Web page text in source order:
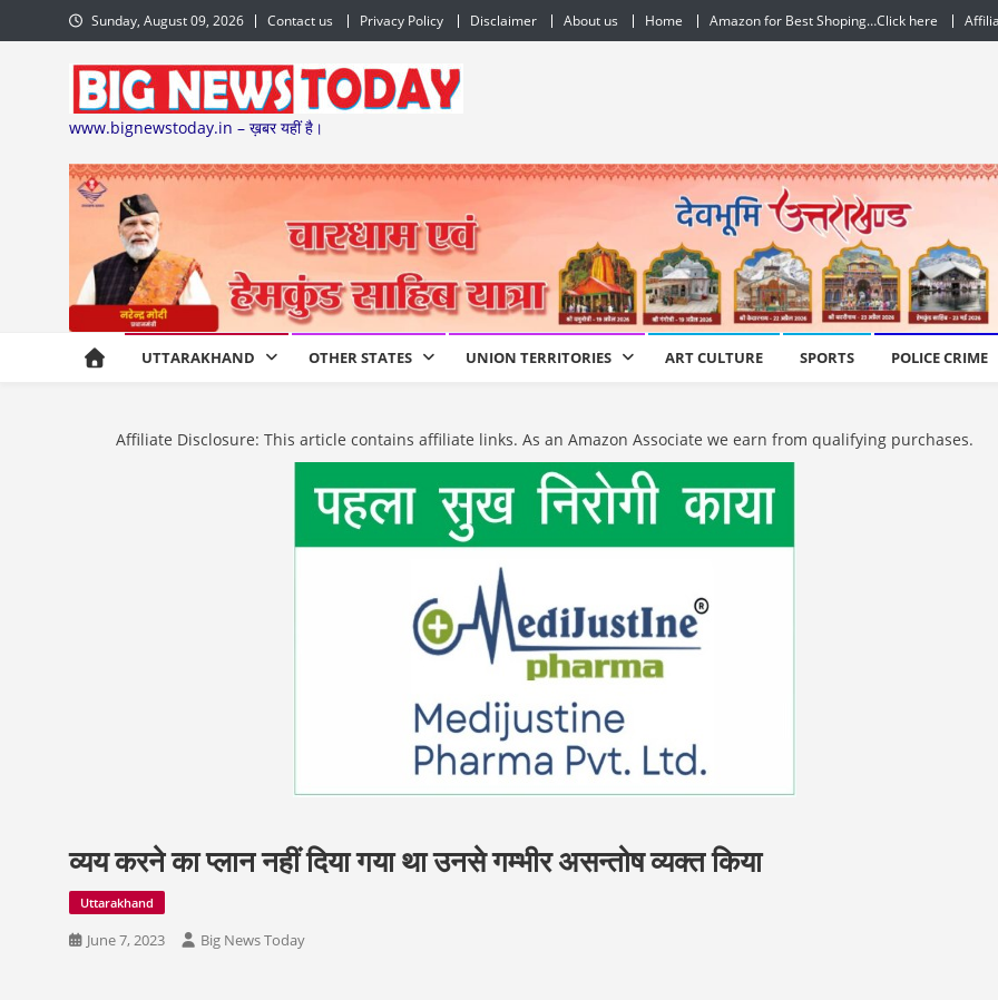
to
Sunday, August 09, 2026 Contact us Privacy Policy Disclaimer About us Home Amazon for Best Shoping…Click here
www.bignewstoday.in – ख़बर यहीं है।
UTTARAKHAND OTHER STATES UNION TERRITORIES ART CULTURE SPORTS POLICE CRIME
Affiliate Disclosure: This article contains affiliate links. As an Amazon Associate we earn from qualifying purchases.
व्यय करने का प्लान नहीं दिया गया था उनसे गम्भीर असन्तोष व्यक्त किया
Uttarakhand
June 7, 2023 Big News Today